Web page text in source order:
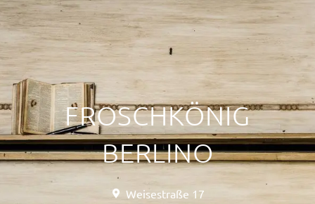
FROSCHKÖNIG
BERLINO
Weisestraße 17